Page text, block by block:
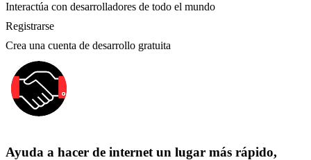
Interactúa con desarrolladores de todo el mundo
Registrarse
Crea una cuenta de desarrollo gratuita
Ayuda a hacer de internet un lugar más rápido,